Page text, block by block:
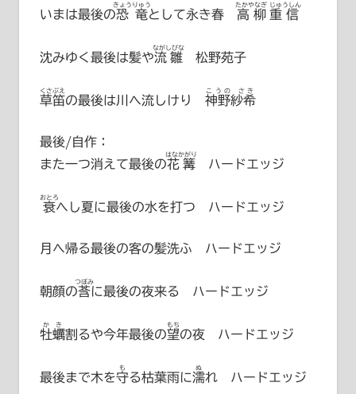
いまは最後の恐竜
きょうりゅう
として永き春 高柳重信
たかやなぎ じゅうしん
沈みゆく最後は髪や流雛
ながしびな
松野苑子
草笛
くさぶえ
の最後は川へ流しけり 神野紗希
こうの さき
最後/自作：
また一つ消えて最後の花篝
はなかがり
ハードエッジ
衰
おとろ
へし夏に最後の水を打つ ハードエッジ
月へ帰る最後の客の髪洗ふ ハードエッジ
朝顔の莟
つぼみ
に最後の夜来る ハードエッジ
牡蠣
かき
割るや今年最後の望
もち
の夜 ハードエッジ
最後まで木を守
も
る枯葉雨に濡
ぬ
れ ハードエッジ